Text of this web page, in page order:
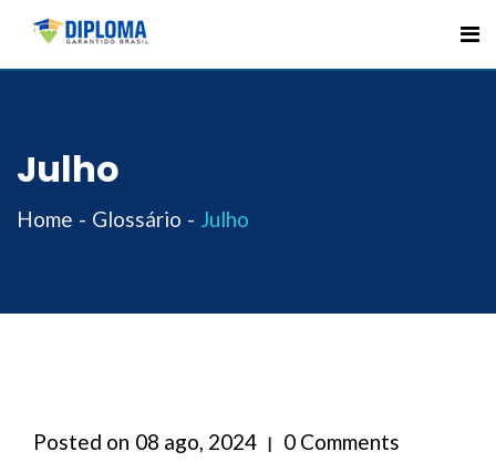
Skip
Julho
Home Glossário Julho
Posted on 08 ago, 2024 0 Comments